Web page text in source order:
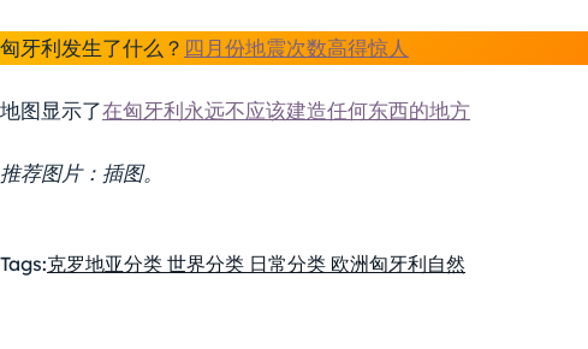
匈牙利发生了什么？ 四月份地震次数高得惊人
地图显示了在匈牙利永远不应该建造任何东西的地方
推荐图片：插图。
Tags:克罗地亚分类 世界分类 日常分类 欧洲匈牙利自然